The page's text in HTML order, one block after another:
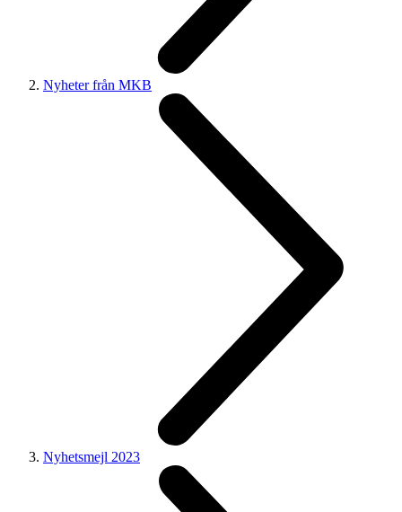
Nyheter från MKB
Nyhetsmejl 2023